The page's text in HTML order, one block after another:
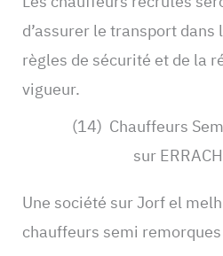
d’assurer le transport dans
règles de sécurité et de la
vigueur.
(14) Chauffeurs
sur
Une société sur Jorf el
chauffeurs semi remorques